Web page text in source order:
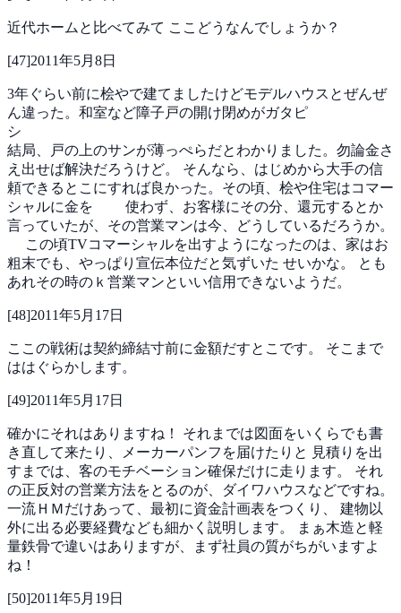
近代ホームと比べてみて ここどうなんでしょうか？
[47]2011年5月8日
3年ぐらい前に桧やで建てましたけどモデルハウスとぜんぜ
ん違った。和室など障子戸の開け閉めがガタピ
結局、戸の上のサンが薄っぺらだとわかりました。勿論金さ
え出せば解決だろうけど。 そんなら、はじめから大手の信
頼できるとこにすれば良かった。その頃、桧や住宅はコマー
シャルに金を
使わず、お客様にその分、還元するとか
言っていたが、その営業マンは今、どうしているだろうか。
この頃TVコマーシャルを出すようになったのは、家はお
粗末でも、やっぱり宣伝本位だと気ずいた せいかな。
とも
あれその時のｋ営業マンといい信用できないようだ。
[48]2011年5月17日
ここの戦術は契約締結寸前に金額だすとこです。 そこまで
ははぐらかします。
[49]2011年5月17日
確かにそれはありますね！ それまでは図面をいくらでも書
き直して来たり、メーカーパンフを届けたりと 見積りを出
すまでは、客のモチベーション確保だけに走ります。 それ
の正反対の営業方法をとるのが、ダイワハウスなどですね。
一流ＨＭだけあって、最初に資金計画表をつくり、 建物以
外に出る必要経費なども細かく説明します。
まぁ木造と軽
量鉄骨で違いはありますが、まず社員の質がちがいますよ
ね！
[50]2011年5月19日